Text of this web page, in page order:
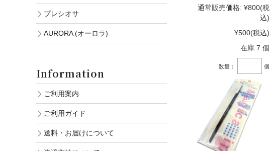
通常販売価格: ¥800(税
込)
¥500(税込)
在庫 7 個
数量： 個
プレシオサ
AURORA (オーロラ)
Information
ご利用案内
ご利用ガイド
送料・お届けについて